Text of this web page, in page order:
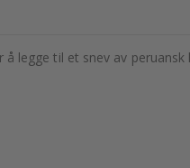
legge til et snev av peruansk